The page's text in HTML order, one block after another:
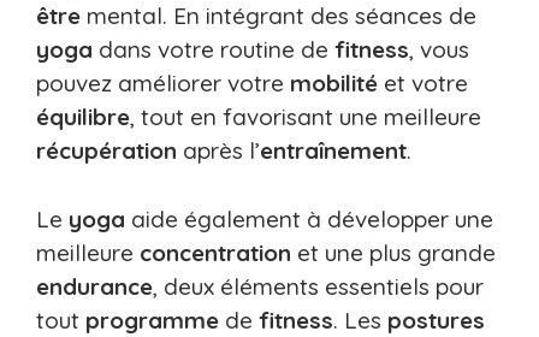
être mental. En intégrant des séances de
yoga dans votre routine de fitness, vous
pouvez améliorer votre mobilité et votre
équilibre, tout en favorisant une meilleure
récupération après l’entraînement.
Le yoga aide également à développer une
meilleure concentration et une plus grande
endurance, deux éléments essentiels pour
tout programme de fitness. Les postures